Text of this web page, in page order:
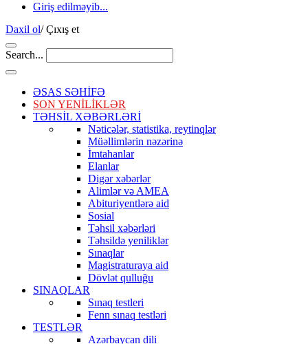
Giriş edilməyib...
Daxil ol/Çıxış et
Search...
ƏSAS SƏHİFƏ
SON YENİLİKLƏR
TƏHSİL XƏBƏRLƏRİ
Nəticələr, statistika, reytinqlər
Müəllimlərin nəzərinə
İmtahanlar
Elanlar
Digər xəbərlər
Alimlər və AMEA
Abituriyentlərə aid
Sosial
Təhsil xəbərləri
Təhsildə yeniliklər
Sınaqlar
Magistraturaya aid
Dövlət qulluğu
SINAQLAR
Sınaq testleri
Fenn sınaq testləri
TESTLƏR
Azərbaycan dili